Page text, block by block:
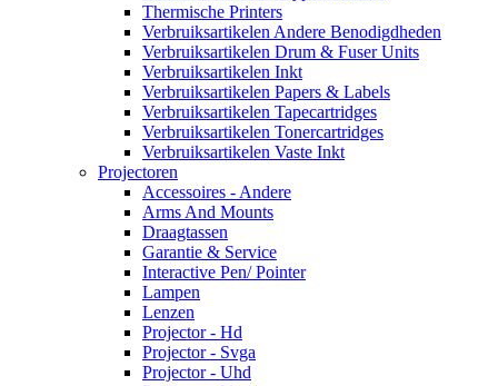
Thermische Printers
Verbruiksartikelen Andere Benodigdheden
Verbruiksartikelen Drum & Fuser Units
Verbruiksartikelen Inkt
Verbruiksartikelen Papers & Labels
Verbruiksartikelen Tapecartridges
Verbruiksartikelen Tonercartridges
Verbruiksartikelen Vaste Inkt
Projectoren
Accessoires - Andere
Arms And Mounts
Draagtassen
Garantie & Service
Interactive Pen/ Pointer
Lampen
Lenzen
Projector - Hd
Projector - Svga
Projector - Uhd